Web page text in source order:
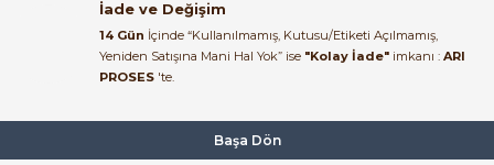
Kemal Toktaş | 20/06/2026
problemsiz geçti.
Kemal Toktaş | 20/06/2026
İade ve Değişim
14 Gün İçinde “Kullanılmamış, Kutusu/Etiketi Açılmamış,
Yeniden Satışına Mani Hal Yok” ise "Kolay İade" imkanı : ARI
PROSES 'te.
Başa Dön